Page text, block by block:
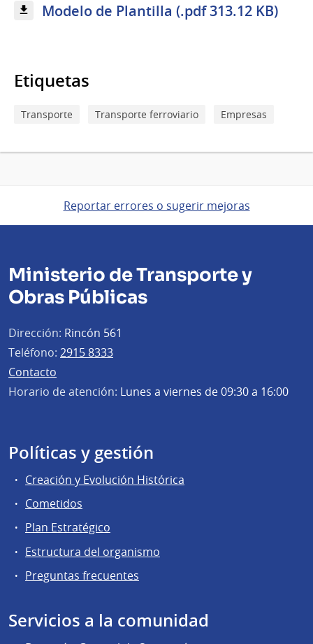
Modelo de Plantilla (.pdf 313.12 KB)
Etiquetas
Transporte Transporte ferroviario Empresas
Reportar errores o sugerir mejoras
Ministerio de Transporte y
Obras Públicas
Dirección: Rincón 561
Teléfono: 2915 8333
Contacto
Horario de atención: Lunes a viernes de 09:30 a 16:00
Políticas y gestión
Creación y Evolución Histórica
Cometidos
Plan Estratégico
Estructura del organismo
Preguntas frecuentes
Servicios a la comunidad